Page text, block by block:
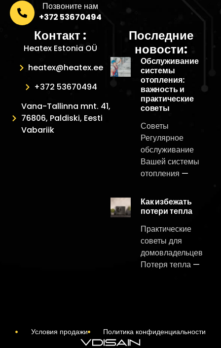
Позвоните нам
+372 53670494
Контакт :
Heatex Estonia OÜ
heatex@heatex.ee
+372 53670494
Vana-Tallinna mnt. 41,
76806, Paldiski, Eesti
Vabariik
Последние
новости:
Обслуживание
системы
отопления:
важность и
практические
советы
Советы
Регулярное
обслуживание
Вашей системы
отопления —
Как избежать
потери тепла
Практические
советы для
домовладельцев
Потеря тепла —
Условия продажи Политика конфиденциальности